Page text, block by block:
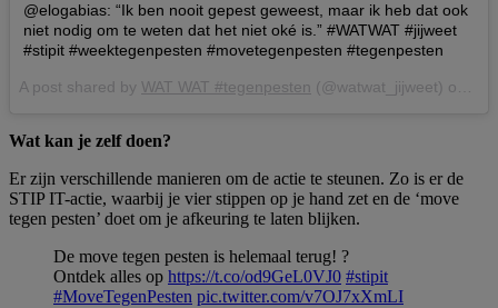
@elogabias: “Ik ben nooit gepest geweest, maar ik heb dat ook
niet nodig om te weten dat het niet oké is.” #WATWAT #jijweet
#stipit #weektegenpesten #movetegenpesten #tegenpesten
A post shared by WAT WAT #tegenpesten (@watwat_jijweet) on
Wat kan je zelf doen?
Er zijn verschillende manieren om de actie te steunen. Zo is er de
STIP IT-actie, waarbij je vier stippen op je hand zet en de ‘move
tegen pesten’ doet om je afkeuring te laten blijken.
De move tegen pesten is helemaal terug! ?
Ontdek alles op https://t.co/od9GeL0VJ0 #stipit
#MoveTegenPesten pic.twitter.com/v7OJ7xXmLI